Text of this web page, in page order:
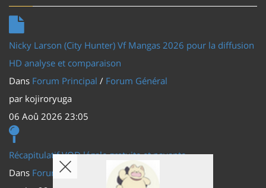
Nicky Larson (City Hunter) Vf Mangas 2026 pour la diffusion
HD analyse et comparaison
Dans Forum Principal / Forum Général
par kojiroryuga
06 Aoû 2026 23:05
Récapitulatif VOD légale gratuite et payante
Dans Forum Principal
Actus (TV, vidéo, web)